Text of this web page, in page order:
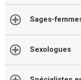
Sages-
Sexologues